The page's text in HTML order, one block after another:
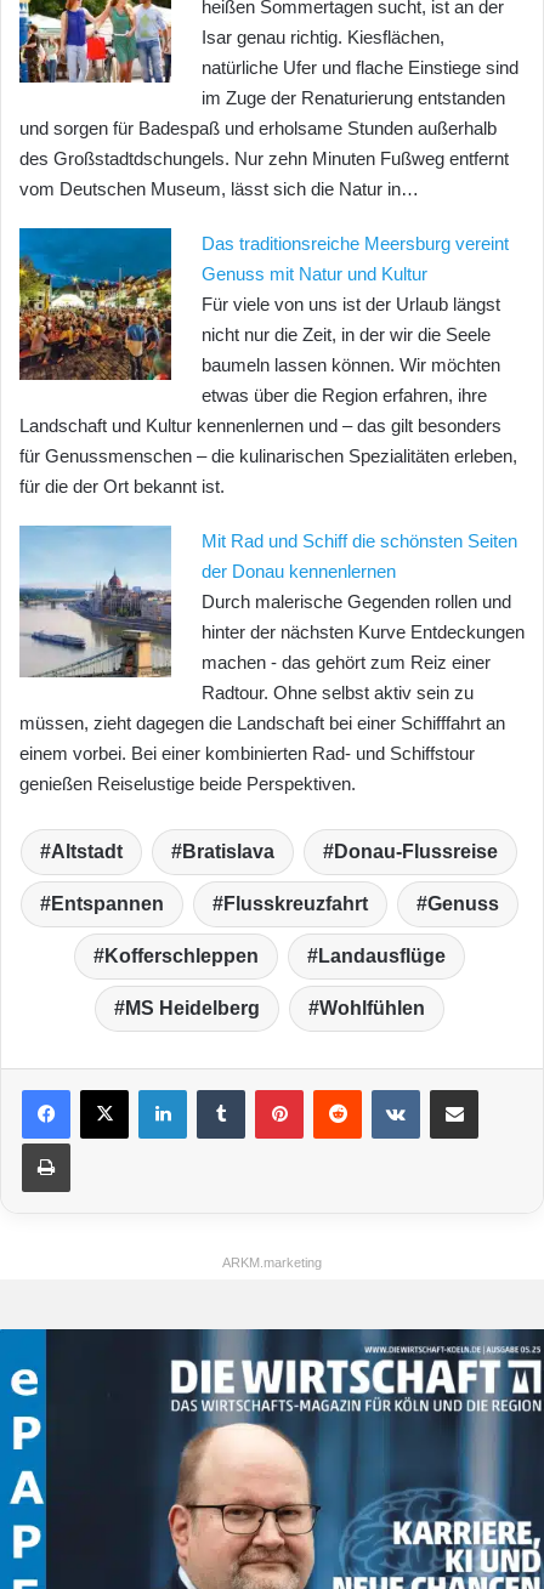
heißen Sommertagen sucht, ist an der
Isar genau richtig. Kiesflächen,
natürliche Ufer und flache Einstiege sind
im Zuge der Renaturierung entstanden
und sorgen für Badespaß und erholsame Stunden außerhalb
des Großstadtdschungels. Nur zehn Minuten Fußweg entfernt
vom Deutschen Museum, lässt sich die Natur in…
Das traditionsreiche Meersburg vereint
Genuss mit Natur und Kultur
Für viele von uns ist der Urlaub längst
nicht nur die Zeit, in der wir die Seele
baumeln lassen können. Wir möchten
etwas über die Region erfahren, ihre
Landschaft und Kultur kennenlernen und – das gilt besonders
für Genussmenschen – die kulinarischen Spezialitäten erleben,
für die der Ort bekannt ist.
Mit Rad und Schiff die schönsten Seiten
der Donau kennenlernen
Durch malerische Gegenden rollen und
hinter der nächsten Kurve Entdeckungen
machen - das gehört zum Reiz einer
Radtour. Ohne selbst aktiv sein zu
müssen, zieht dagegen die Landschaft bei einer Schifffahrt an
einem vorbei. Bei einer kombinierten Rad- und Schiffstour
genießen Reiselustige beide Perspektiven.
Altstadt Bratislava Donau-Flussreise
Entspannen Flusskreuzfahrt Genuss
Kofferschleppen Landausflüge
MS Heidelberg Wohlfühlen
ARKM.marketing